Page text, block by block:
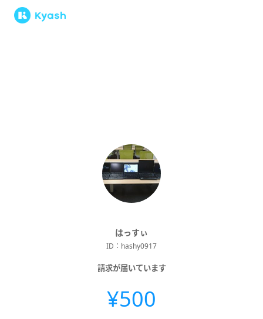
はっすぃ
ID： hashy0917
請求が届いています
¥500